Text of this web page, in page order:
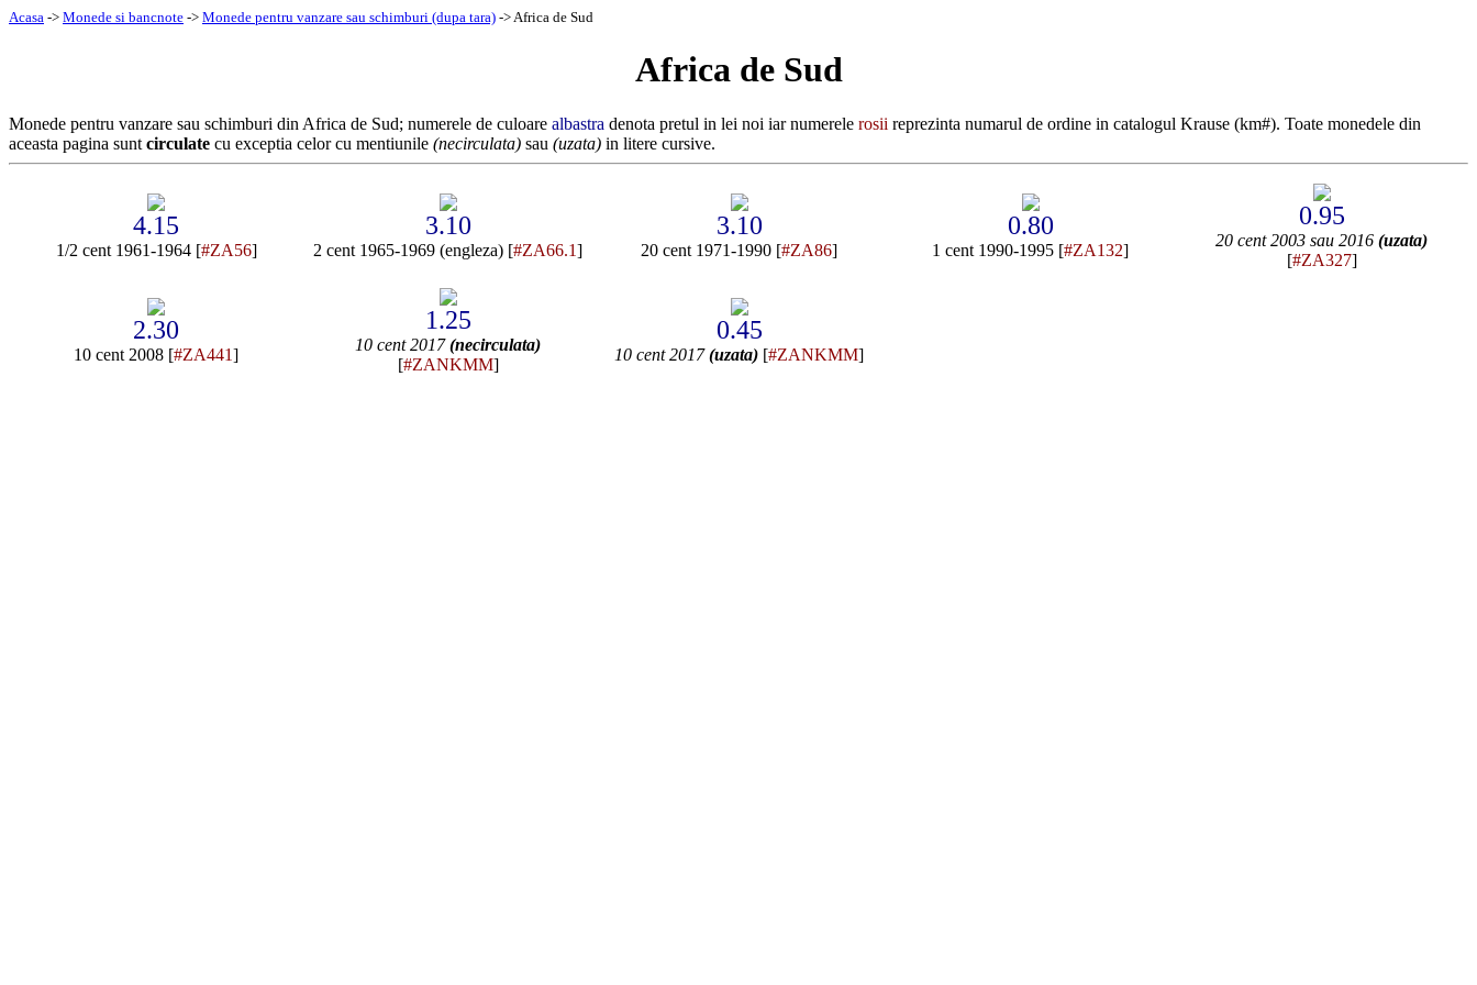
Acasa -> Monede si bancnote -> Monede pentru vanzare sau schimburi (dupa tara) -> Africa de Sud
Africa de Sud
Monede pentru vanzare sau schimburi din Africa de Sud; numerele de culoare albastra denota pretul in lei noi iar numerele rosii reprezinta numarul de ordine in catalogul Krause (km#). Toate monedele din
aceasta pagina sunt circulate cu exceptia celor cu mentiunile (necirculata) sau (uzata) in litere cursive.
4.15
1/2 cent 1961-1964 [#ZA56]
3.10
2 cent 1965-1969 (engleza) [#ZA66.1]
3.10
20 cent 1971-1990 [#ZA86]
0.80
1 cent 1990-1995 [#ZA132]
0.95
20 cent 2003 sau 2016 (uzata)
[#ZA327]
2.30
10 cent 2008 [#ZA441]
1.25
10 cent 2017(necirculata)
[#ZANKMM]
0.45
10 cent 2017(uzata) [#ZANKMM]